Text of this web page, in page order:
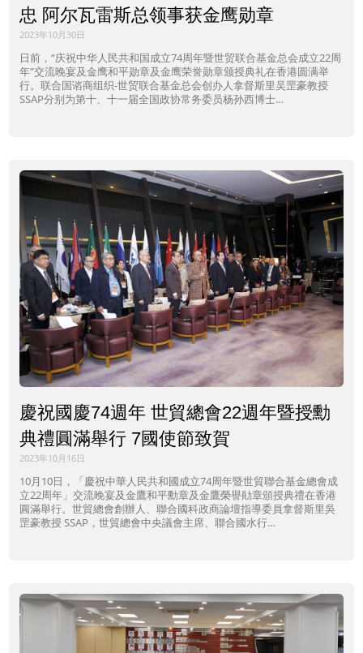
忠 阿尔瓦雷斯总领事获金鹰勋章
2023年10月30日
日前，“庆祝中华人民共和国成立74周年暨世贸联合基金总会成立22周
年”交流晚宴及金鹰和平勋章及金鹰荣誉勋章颁授典礼在香港圆满举
行。联合国谘商组织-世贸联合基金总会创办人拿督斯里吴罡豪教授
SSAP分别为第十、十一届全国政协常务委员杨孙西博士…
慶祝國慶74週年 世貿總會22週年暨授勳
典禮圓滿舉行 7國使節致賀
2023年10月16日
10月10日，「慶祝中華人民共和國成立74周年暨世貿聯合基金總會成
立22周年」交流晚宴及金鷹和平勳章及金鷹榮譽勛章頒授典禮在香港
圓滿舉行。世貿總會創辦人、聯合國科政商論壇指導委員拿督斯里吳
罡豪教授 SSAP，世貿總會中央議會主席、聯合國水行…